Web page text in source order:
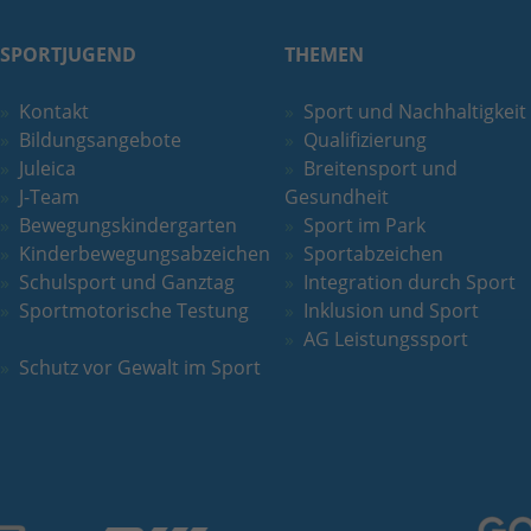
SPORTJUGEND
Kontakt
Bildungsangebote
Juleica
J-Team
Bewegungskindergarten
Kinderbewegungsabzeichen
Schulsport und Ganztag
Sportmotorische Testung
Schutz vor Gewalt im Sport
THEMEN
Sport und Nachhaltigkeit
Qualifizierung
Breitensport und
Gesundheit
Sport im Park
Sportabzeichen
Integration durch Sport
Inklusion und Sport
AG Leistungssport
Name
Anbieter
Laufzeit
Zweck
Wird verwendet, um den Sitzungsstatus zu
erhalten.